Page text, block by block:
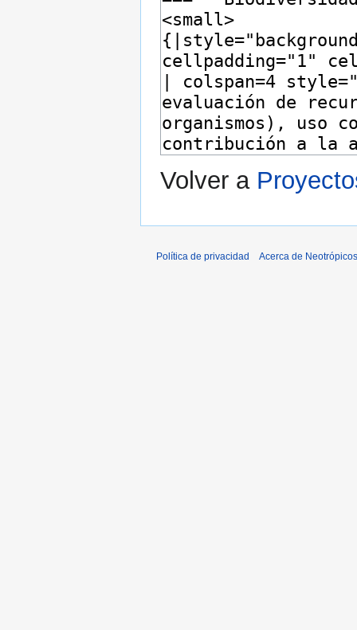
Volver a
Política de privacidad Acerca de Neotrópicos